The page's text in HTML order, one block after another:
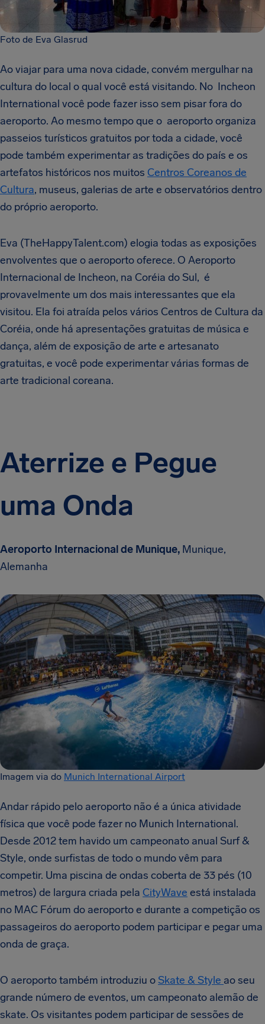
Foto de Eva Glasrud
Ao viajar para uma nova cidade, convém mergulhar na
cultura do local o qual você está visitando. No Incheon
International você pode fazer isso sem pisar fora do
aeroporto. Ao mesmo tempo que o aeroporto organiza
passeios turísticos gratuitos por toda a cidade, você
pode também experimentar as tradições do país e os
artefatos históricos nos muitos Centros Coreanos de
Cultura, museus, galerias de arte e observatórios dentro
do próprio aeroporto.
Eva (TheHappyTalent.com) elogia todas as exposições
envolventes que o aeroporto oferece. O Aeroporto
Internacional de Incheon, na Coréia do Sul, é
provavelmente um dos mais interessantes que ela
visitou. Ela foi atraída pelos vários Centros de Cultura da
Coréia, onde há apresentações gratuitas de música e
dança, além de exposição de arte e artesanato
gratuitas, e você pode experimentar várias formas de
arte tradicional coreana.
Aterrize e Pegue
uma Onda
Aeroporto Internacional de Munique, Munique,
Alemanha
Imagem via do Munich International Airport
Andar rápido pelo aeroporto não é a única atividade
física que você pode fazer no Munich International.
Desde 2012 tem havido um campeonato anual Surf &
Style, onde surfistas de todo o mundo vêm para
competir. Uma piscina de ondas coberta de 33 pés (10
metros) de largura criada pela CityWave está instalada
no MAC Fórum do aeroporto e durante a competição os
passageiros do aeroporto podem participar e pegar uma
onda de graça.
O aeroporto também introduziu oSkate & Style ao seu
grande número de eventos, um campeonato alemão de
skate. Os visitantes podem participar de sessões de